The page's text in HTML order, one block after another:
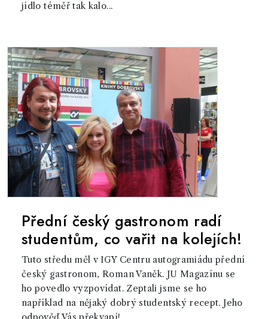
jídlo téměř tak kalo...
Přední český gastronom radí
studentům, co vařit na kolejích!
Tuto středu měl v IGY Centru autogramiádu přední
český gastronom, Roman Vaněk. JU Magazínu se
ho povedlo vyzpovídat. Zeptali jsme se ho
například na nějaký dobrý studentský recept. Jeho